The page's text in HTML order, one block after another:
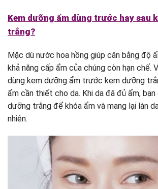
Kem dưỡng ẩm dùng trước hay sau
trắng?
Mặc dù nước hoa hồng giúp cân bằng độ
khả năng cấp ẩm của chúng còn hạn chế.
dùng kem dưỡng ẩm trước kem dưỡng
ẩm cần thiết cho da. Khi da đã đủ ẩm,
dưỡng trắng để khóa ẩm và mang lại làn
nhiên.